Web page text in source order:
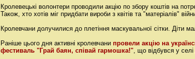
Кролевецькі волонтери проводили акцію по збору коштів на
Також, хто хотів міг придбати вироби з квітів та "матеріалів"
Кролевчани долучилися до плетіння маскувальної сітки. Діти
Раніше цього дня активні кролевчани провели акцію на
фестиваль "Грай баян, співай гармошка!", що відбувся у селі